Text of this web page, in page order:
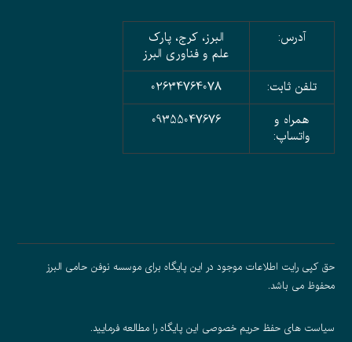
آدرس:
البرز، کرج، پارک
علم و فناوری البرز
تلفن ثابت:
02634764078
همراه و
واتساپ:
09355047676
حق کپی رایت اطلاعات موجود در این پایگاه برای موسسه نوفن حامی البرز
محفوظ می باشد.
سیاست های حفظ حریم خصوصی این پایگاه را مطالعه فرمایید.